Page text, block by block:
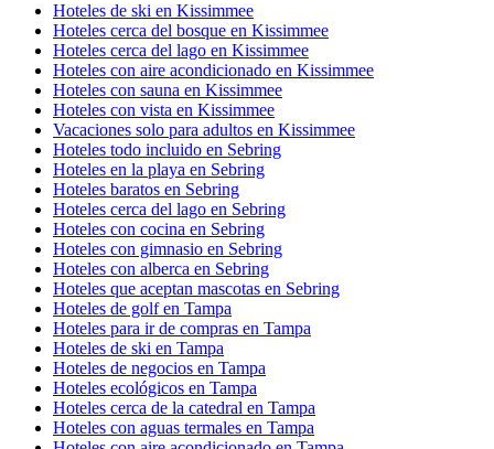
Hoteles de ski en Kissimmee
Hoteles cerca del bosque en Kissimmee
Hoteles cerca del lago en Kissimmee
Hoteles con aire acondicionado en Kissimmee
Hoteles con sauna en Kissimmee
Hoteles con vista en Kissimmee
Vacaciones solo para adultos en Kissimmee
Hoteles todo incluido en Sebring
Hoteles en la playa en Sebring
Hoteles baratos en Sebring
Hoteles cerca del lago en Sebring
Hoteles con cocina en Sebring
Hoteles con gimnasio en Sebring
Hoteles con alberca en Sebring
Hoteles que aceptan mascotas en Sebring
Hoteles de golf en Tampa
Hoteles para ir de compras en Tampa
Hoteles de ski en Tampa
Hoteles de negocios en Tampa
Hoteles ecológicos en Tampa
Hoteles cerca de la catedral en Tampa
Hoteles con aguas termales en Tampa